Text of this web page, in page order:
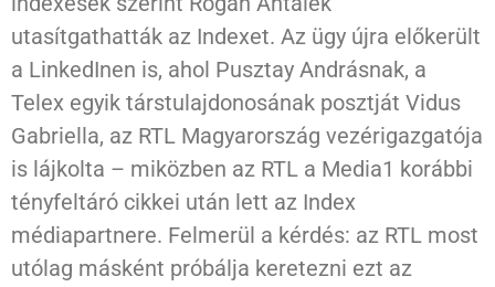
utasítgathatták az Indexet. Az ügy újra előkerült
a LinkedInen is, ahol Pusztay Andrásnak, a
Telex egyik társtulajdonosának posztját Vidus
Gabriella, az RTL Magyarország vezérigazgatója
is lájkolta – miközben az RTL a Media1 korábbi
tényfeltáró cikkei után lett az Index
médiapartnere. Felmerül a kérdés: az RTL most
utólag másként próbálja keretezni ezt az